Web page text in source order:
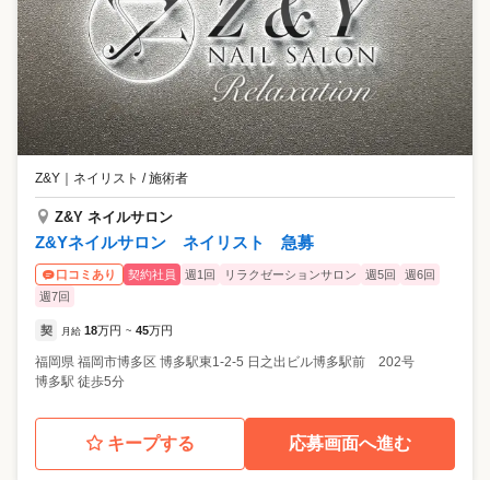
はありません。休日の研修や施術レクチャーなどもないため、プライベ
ートも大切にしながら働けます。 ⭐1カ月のお休みが選べる 「月8日休
み」「月9～10日休み」。どちらでも好きな勤務体系が選べます。もち
ろん途中で変更もOK！ライフスタイルに合わせた働き方を実現できま
す。 ⭐入社3年目の先輩が語る、オングレースの魅力 前職では昇給やキ
ャリアアップがなく、将来に漠然とした不安がありました。オングレー
スでは実力や頑張りに応じて昇給・昇格が当たり前で、私もアシスタン
トチーフに昇格できました！ お客様の層としては、年齢と共に手の甲の
ね。ネイルサロンというより、手元を含めたケアが目的の方が多く、
「爪を育てたい」「仕事柄ネイルはできないが、せめてキレイに見せた
い」という方もいらっしゃいます。 そういったお悩みを持つお客様に、
「あなたに施術してもらった後、出先で手元を褒められたの」と嬉しそ
うに報告していただいた時は、本当に嬉しかったですね。百貨店内に展
開していることもあって、穏やかで優しいお客様が多いです。 産育休や
キャリアチェンジなどの制度も豊富なため、今後結婚や子育てなどを経
て、ライフステージが変わってもこの仕事を続けたいです！
Z&Y ネイリスト / 施術者
Z&Y ネイルサロン
Z&Yネイルサロン ネイリスト 急募
口コミあり 契約社員 週1回 リラクゼーションサロン 週5回
週6回
週7回
契 月給 18万円 ~ 45万円
福岡県 福岡市博多区 博多駅東1-2-5 日之出ビル博多駅前 202号
博多駅 徒歩5分
キープする 応募画面へ進む